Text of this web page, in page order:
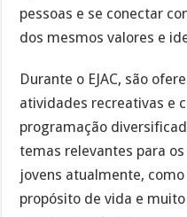
pessoas e se conectar
dos mesmos valores e
Durante o EJAC, são
atividades recreativas e
programação
temas relevantes para
jovens atualmente,
propósito de vida e